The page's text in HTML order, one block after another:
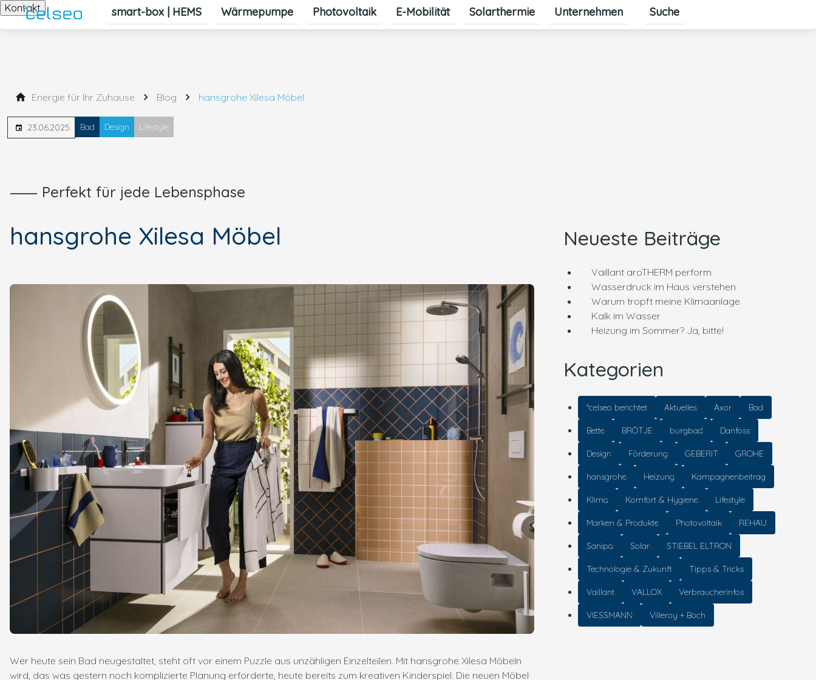
Kontakt smart-box | HEMS Wärmepumpe Photovoltaik E-Mobilität Solarthermie Unternehmen
Untermenü für Unternehmen
Suche
Energie für Ihr Zuhause Blog hansgrohe Xilesa Möbel
23.06.2025 Bad Design Lifestyle
⸺ Perfekt für jede Lebensphase
hansgrohe Xilesa Möbel
Wer heute sein Bad neugestaltet, steht oft vor einem Puzzle aus unzähligen Einzelteilen. Mit hansgrohe Xilesa Möbeln
wird, das was gestern noch komplizierte Planung erforderte, heute bereits zum kreativen Kinderspiel. Die neuen Möbel
Neueste Beiträge
Vaillant aroTHERM perform
Wasserdruck im Haus verstehen
Warum tropft meine Klimaanlage
Kalk im Wasser
Heizung im Sommer? Ja, bitte!
Kategorien
°celseo berichtet Aktuelles Axor Bad
Bette BRÖTJE burgbad Danfoss
Design Förderung GEBERIT GROHE
hansgrohe Heizung Kampagnenbeitrag
Klima Komfort & Hygiene Lifestyle
Marken & Produkte Photovoltaik REHAU
Sanipa Solar STIEBEL ELTRON
Technologie & Zukunft Tipps & Tricks
Vaillant VALLOX Verbraucherinfos
VIESSMANN Villeroy + Boch